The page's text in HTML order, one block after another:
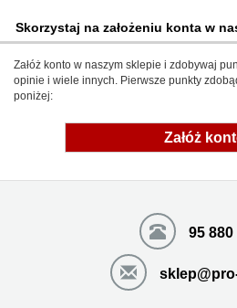
Skorzystaj na założeniu konta w
Załóż konto w naszym sklepie i zdobywaj
opinie i wiele innych. Pierwsze punkty
poniżej:
Załóż
95 880